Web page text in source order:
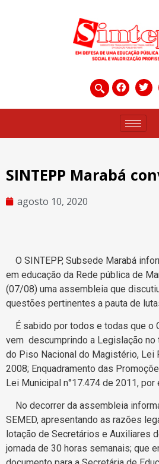
SINTEPP Marabá
agosto 10, 2020
O SINTEPP, Subsede Marabá
em educação da Rede pública de
(07/08) uma assembleia que
questões pertinentes a pauta de
É sabido por todos e todas que o
vem descumprindo a Legislação no
do Piso Nacional do Magistério, Lei
2008; Enquadramento das
Lei Municipal n°17.474 de 2011, por
No decorrer da assembleia
SEMED, apresentando as razões
lotação de Secretários e Auxiliares
jornada de 30 horas semanais; que